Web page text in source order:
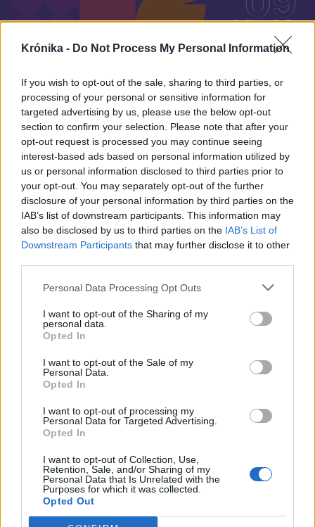
Krónika - Do Not Process My Personal Information
If you wish to opt-out of the sale, sharing to third parties, or
processing of your personal or sensitive information for
targeted advertising by us, please use the below opt-out
section to confirm your selection. Please note that after your
opt-out request is processed you may continue seeing
interest-based ads based on personal information utilized by
us or personal information disclosed to third parties prior to
your opt-out. You may separately opt-out of the further
disclosure of your personal information by third parties on the
IAB’s list of downstream participants. This information may
also be disclosed by us to third parties on the IAB’s List of
Downstream Participants that may further disclose it to other
Personal Data Processing Opt Outs
I want to opt-out of the Sharing of my
personal data.
Opted In
I want to opt-out of the Sale of my
Personal Data.
Opted In
I want to opt-out of processing my
Personal Data for Targeted Advertising.
Opted In
I want to opt-out of Collection, Use,
Retention, Sale, and/or Sharing of my
Personal Data that Is Unrelated with the
Purposes for which it was collected.
Opted Out
2026. augusztus 04., kedd
Aradi színházi ősbemutató is
látható lesz a békéscsabai
nemzetközi fesztiválon
2026. július 30., csütörtök
A Krónika egykori fotósa emlékére